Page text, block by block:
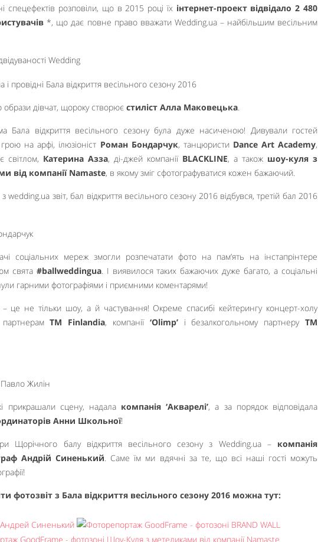
спецефектів розповіли, що в 2015 році їх інтернет-проект відвідало 2 480
*, що дає повне право вважати Wedding.ua – найбільшим весільним
дівчат, щороку створює стиліст Алла Маковецька
Бала відкриття весільного сезону була дуже насиченою! Дивували гостей
грою на арфі, ілюзіоніст Роман Бондарчук, танцюристи Dance Art Academy,
світлом, Катерина Азза, ді-джей компанії BLACKLINE, а також шоу-куля з
від компанії Namaste, в якому зміг сфотографуватися кожен бажаючий.
соціальних мереж змогли розпечатати фото на пам’ять на інстапрінтере
свята #ballweddingua. І виявилося таких бажаючих дуже багато, а соціальні
гарними фотографіями і приємними коментарями!
– це не тільки шоу, а й частування! Окреме спасибі кейтерингу концерт-холу
партнерамТМ Finlandia, компанії ‘Olimp’і безалкогольному партнеруТМ
прикрашали сцену, надала компанія ‘Акварелі’, а за порядок відповідала
Анни Школьної!
Щорічного балу відкриття весільного сезону з Wedding.ua – компанія
Андрій Синенький. Саме їм ми вдячні за те, що всі наші гості можуть
фотозвіт з Бала відкриття весільного сезону 2016 можна тут: